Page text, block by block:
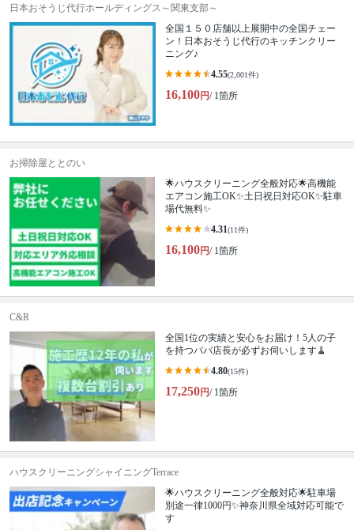
日本おそうじ代行ホールディングス～関東支部～
全国１５０店舗以上展開中の全国チェー
ン！日本おそうじ代行のキッチンクリー
ニング♪
4.55(2,001件)
16,100円/ 1箇所
お掃除屋ととのい
🌟ハウスクリーニング全般対応🌟高機能
エアコン施工OK✨土日祝日対応OK✨駐車
場代無料✨
4.31(11件)
16,100円/ 1箇所
C&R
全国1位の実績と安心をお届け！5人の子
を持つパパ店長が必ずお伺いします🧹
4.80(15件)
17,250円/ 1箇所
ハウスクリーニングシャイニングTerrace
🌟ハウスクリーニング全般対応🌟駐車場
別途一律1000円✨神奈川県全域対応可能で
す